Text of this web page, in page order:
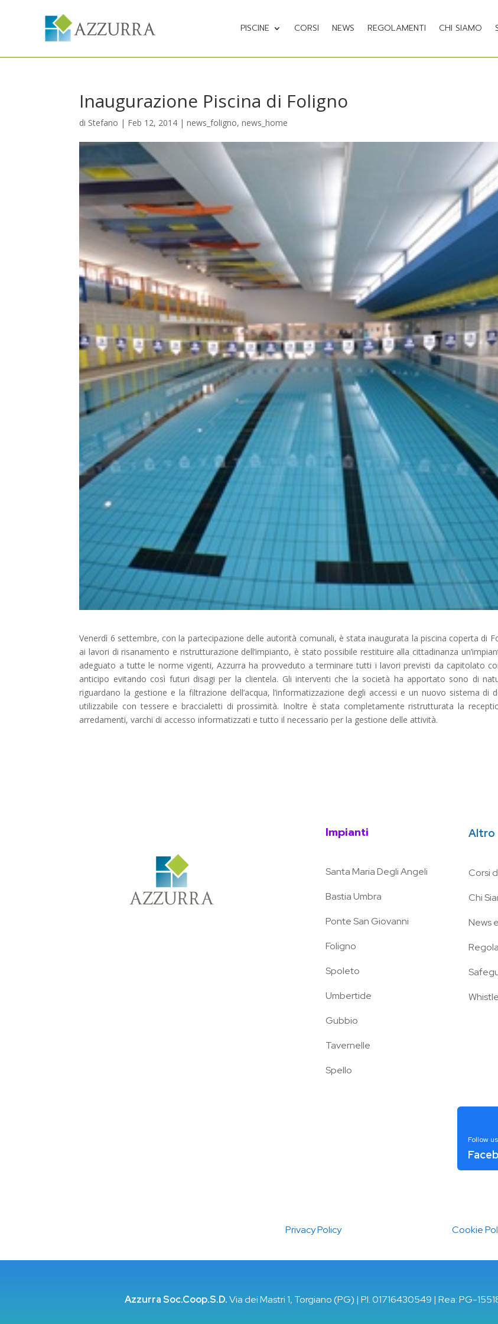
PISCINE CORSI NEWS REGOLAMENTI CHI SIAMO
Inaugurazione Piscina di Foligno
di Stefano | Feb 12, 2014 |news_foligno,news_home
Venerdì 6 settembre, con la partecipazione delle autorità comunali, è stata inaugurata la piscina coperta di
ai lavori di risanamento e ristrutturazione dell’impianto, è stato possibile restituire alla cittadinanza
adeguato a tutte le norme vigenti, Azzurra ha provveduto a terminare tutti i lavori previsti da capitolato
anticipo evitando così futuri disagi per la clientela. Gli interventi che la società ha apportato sono di
riguardano la gestione e la filtrazione dell’acqua, l’informatizzazione degli accessi e un nuovo sistema di
utilizzabile con tessere e braccialetti di prossimità. Inoltre è stata completamente ristrutturata la
arredamenti, varchi di accesso informatizzati e tutto il necessario per la gestione delle attività.
Impianti
Santa Maria Degli Angeli
Bastia Umbra
Ponte San Giovanni
Foligno
Spoleto
Umbertide
Gubbio
Tavernelle
Spello
Altro
Corsi
Chi
News
Follow
Privacy Policy Cookie
Azzurra Soc.Coop.S.D.Via dei Mastri 1, Torgiano (PG) | P.I. 01716430549 | Rea: PG-